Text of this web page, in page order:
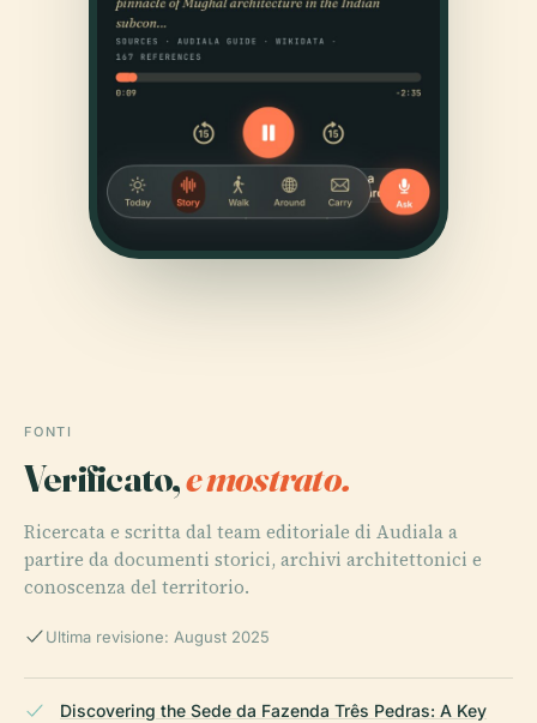
FONTI
Verificato,e mostrato.
Ricercata e scritta dal team editoriale di Audiala a
partire da documenti storici, archivi architettonici e
conoscenza del territorio.
Ultima revisione: August 2025
Discovering the Sede da Fazenda Três Pedras: A Key